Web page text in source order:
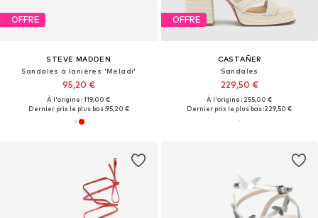
OFFRE
STEVE MADDEN
Sandales à lanières 'Meladi'
95,20 €
À l'origine : 119,00 €
Dernier prix le plus bas :95,20 €
OFFRE
CASTAÑER
Sandales
229,50 €
À l'origine : 255,00 €
Dernier prix le plus bas :229,50 €